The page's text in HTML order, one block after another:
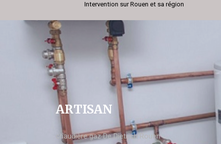
Intervention sur Rouen et sa région
ARTISAN
chaudière gaz De Dietrich Rouen